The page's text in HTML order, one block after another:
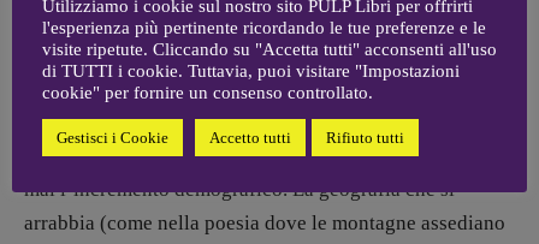
lo scrittore in una sorta di pietà, ma concretamente
misura il lettore in ogni suo anfratto. E non scagiona
nessuno: nessun libro che si rispetti è inoffensivo. E
questo determina il pensiero astuto che riguarda la poesia
quanto la vita: che si lasci perdere, e che si contrasti se
mai l’incremento demografico. La geografia che si
arrabbia (come nella poesia dove le montagne assediano
Utilizziamo i cookie sul nostro sito PULP Libri per offrirti
l'esperienza più pertinente ricordando le tue preferenze e le
visite ripetute. Cliccando su "Accetta tutti" acconsenti all'uso
di TUTTI i cookie. Tuttavia, puoi visitare "Impostazioni
cookie" per fornire un consenso controllato.
Gestisci i Cookie Accetto tutti Rifiuto tutti